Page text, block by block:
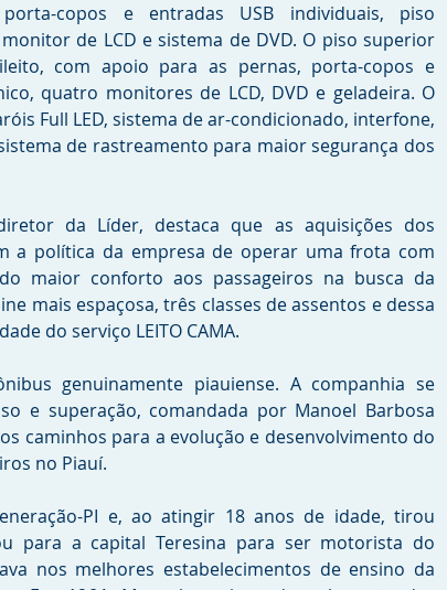
copos e entradas USB individuais, piso
de LCD e sistema de DVD. O piso superior
com apoio para as pernas, porta-copos e
quatro monitores de LCD, DVD e geladeira. O
Full LED, sistema de ar-condicionado, interfone,
de rastreamento para maior segurança dos
da Líder, destaca que as aquisições dos
a política da empresa de operar uma frota com
maior conforto aos passageiros na busca da
mais espaçosa, três classes de assentos e dessa
do serviço LEITO CAMA.
genuinamente piauiense. A companhia se
e superação, comandada por Manoel Barbosa
caminhos para a evolução e desenvolvimento do
no Piauí.
PI e, ao atingir 18 anos de idade, tirou
para a capital Teresina para ser motorista do
nos melhores estabelecimentos de ensino da